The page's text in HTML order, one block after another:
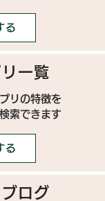
る
一覧
リの特徴を
索できます
る
ログ